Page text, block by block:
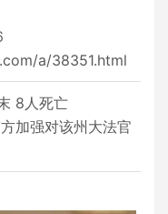
a/38351.html
8人死亡
加强对该州大法官